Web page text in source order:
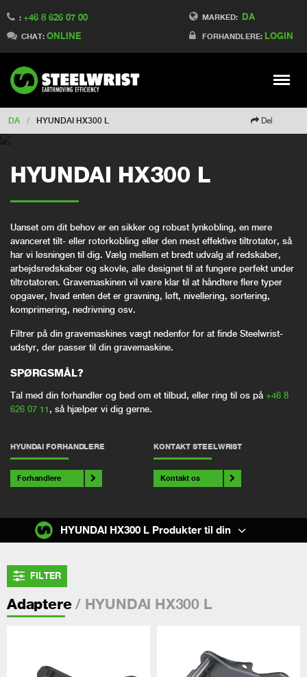
MARKED: DA
FORHANDLERE: LOGIN
: +46 8 626 07 00
CHAT: ONLINE
Meny
Switch to France
Switch to Finland
Switch to China
Switch to Australia
Change market
DA / HYUNDAI HX300 L Del
HYUNDAI HX300 L
Uanset om dit behov er en sikker og robust lynkobling, en mere
avanceret tilt- eller rotorkobling eller den mest effektive tiltrotator, så
har vi løsningen til dig. Vælg mellem et bredt udvalg af redskaber,
arbejdsredskaber og skovle, alle designet til at fungere perfekt under
tiltrotatoren. Gravemaskinen vil være klar til at håndtere flere typer
opgaver, hvad enten det er gravning, løft, nivellering, sortering,
komprimering, nedrivning osv.
Filtrer på din gravemaskines vægt nedenfor for at finde Steelwrist-
udstyr, der passer til din gravemaskine.
SPØRGSMÅL?
Tal med din forhandler og bed om et tilbud, eller ring til os på +46 8
626 07 11 , så hjælper vi dig gerne.
HYUNDAI FORHANDLERE
Forhandlere
KONTAKT STEELWRIST
Kontakt os
FILTER
Adaptere/ HYUNDAI HX300 L
HYUNDAI HX300 L Produkter til din